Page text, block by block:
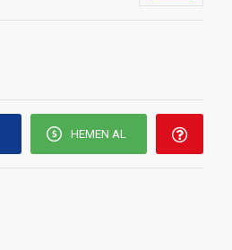
HEMEN AL